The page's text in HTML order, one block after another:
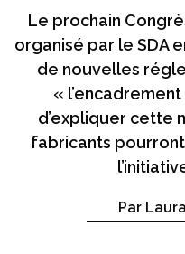
Le prochain
organisé par le SDA
de nouvelles
«
d’expliquer cette
fabricants
Par